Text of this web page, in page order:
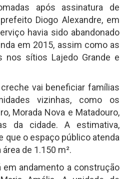
após assinatura de
Diogo Alexandre, em
havia sido abandonado
em 2015, assim como as
nos sítios Lajedo Grande e
vai beneficiar famílias
vizinhas, como os
Morada Nova e Matadouro,
da cidade. A estimativa,
que o espaço público atenda
de 1.150 m².
em andamento a construção